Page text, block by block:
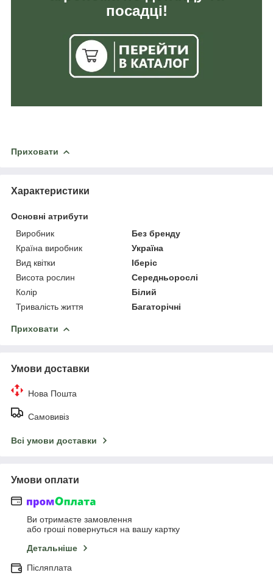
посадці!
Приховати
Характеристики
Основні атрибути
Виробник
Без бренду
Країна виробник
Україна
Вид квітки
Іберіс
Висота рослин
Середньорослі
Колір
Білий
Тривалість життя
Багаторічні
Приховати
Умови доставки
Нова Пошта
Самовивіз
Всі умови доставки
Умови оплати
Ви отримаєте замовлення
або гроші повернуться на вашу картку
Детальніше
Післяплата